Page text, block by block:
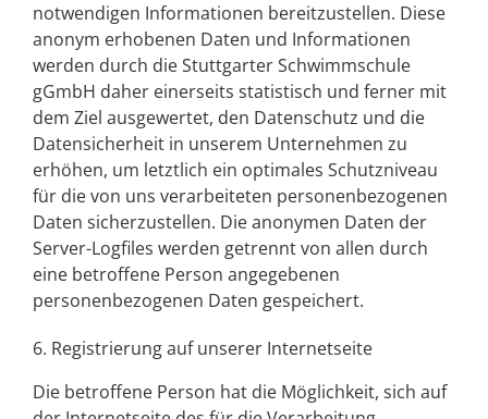
notwendigen Informationen bereitzustellen. Diese
anonym erhobenen Daten und Informationen
werden durch die Stuttgarter Schwimmschule
gGmbH daher einerseits statistisch und ferner mit
dem Ziel ausgewertet, den Datenschutz und die
Datensicherheit in unserem Unternehmen zu
erhöhen, um letztlich ein optimales Schutzniveau
für die von uns verarbeiteten personenbezogenen
Daten sicherzustellen. Die anonymen Daten der
Server-Logfiles werden getrennt von allen durch
eine betroffene Person angegebenen
personenbezogenen Daten gespeichert.
6. Registrierung auf unserer Internetseite
Die betroffene Person hat die Möglichkeit, sich auf